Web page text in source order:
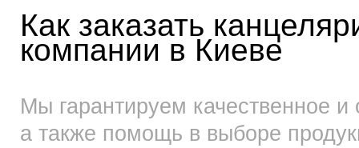
Как заказать
компании в Киеве
Мы гарантируем качественное
а также помощь в выборе